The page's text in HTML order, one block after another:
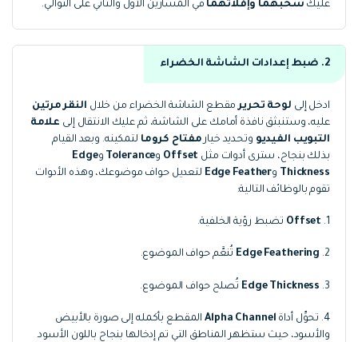
عليك سحبهما وإفلاتهما في المسارين الأول والثاني على التوالي.
2. ضبط إعدادات الشاشة الخضراء
ادخل إلى لوحة تحريرمقطع الشاشة الخضراء من خلال النقر مرتين
عليه، وستنبثق نافذة أمامك على الشاشة، ثم عليك الانتقال إلى علامة
التبويب الفيديو وتحديد خيارمفتاح كروما لتمكينه. وبعد القيام
بذلك بنجاح، سترى أدوات مثل Offset وTolerance وEdge
Thickness وEdge Feather لتعديل حواف موضوعك، وهذه الأدوات
تقوم بالوظائف التالية:
1.
Offset تضبط رؤية الخلفية.
2.
Edge Feathering تُنعَّم حواف الموضوع.
3.
Edge Thickness تُصلح حواف الموضوع.
4. تحوِّل أداة Alpha Channelالمقطع بأكمله إلى صورة بالأبيض
والأسود، حيث ستظهر المناطق التي تم إدخالها بنجاح باللون الأسود